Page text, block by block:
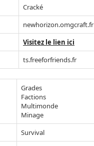
Cracké
newhorizon.omgcraft.fr
Visitez le lien ici
ts.freeforfriends.fr
Grades
Factions
Multimonde
Minage
Survival